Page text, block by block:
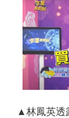
▲林鳳英透